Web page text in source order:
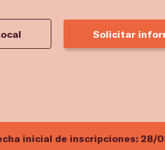
Solicitar
inicial de inscripciones: 28/